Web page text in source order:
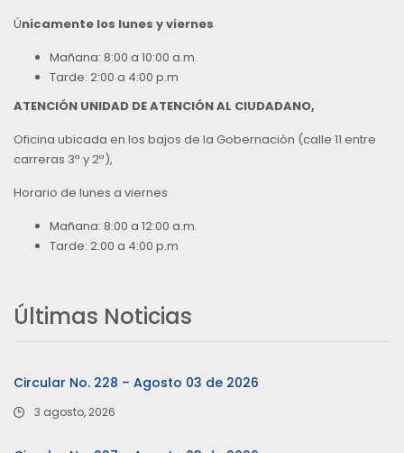
Únicamente los lunes y viernes
Mañana: 8:00 a 10:00 a.m.
Tarde: 2:00 a 4:00 p.m
ATENCIÓN UNIDAD DE ATENCIÓN AL CIUDADANO,
Oficina ubicada en los bajos de la Gobernación (calle 11 entre
carreras 3ª y 2ª),
Horario de lunes a viernes
Mañana: 8:00 a 12:00 a.m.
Tarde: 2:00 a 4:00 p.m
Últimas Noticias
Circular No. 228 – Agosto 03 de 2026
3 agosto, 2026